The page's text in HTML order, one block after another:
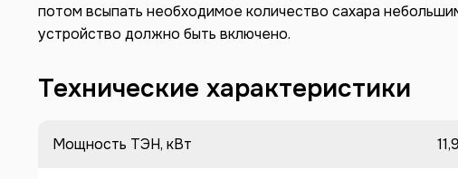
потом всыпать необходимое количество сахара
устройство должно быть включено.
Технические характеристики
Мощность ТЭН, кВт